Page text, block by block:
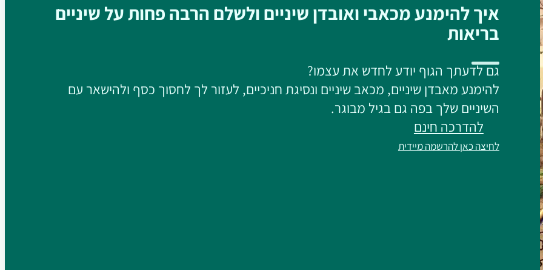
איך להימנע מכאבי ואובדן שיניים ולשלם הרבה פחות על שיניים
בריאות
גם לדעתך הגוף יודע לחדש את עצמו?
להימנע מאבדן שיניים, מכאב שיניים ונסיגת חניכיים, לעזור לך לחסוך כסף ולהישאר עם
השיניים שלך בפה גם בגיל מבוגר.
להדרכה חינם
לחיצה כאן להרשמה מיידית